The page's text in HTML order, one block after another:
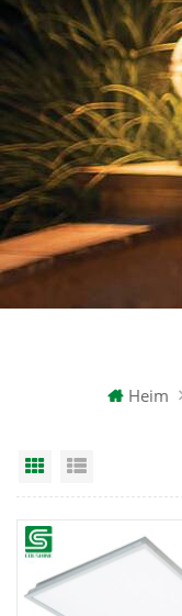
Heim
Grid View